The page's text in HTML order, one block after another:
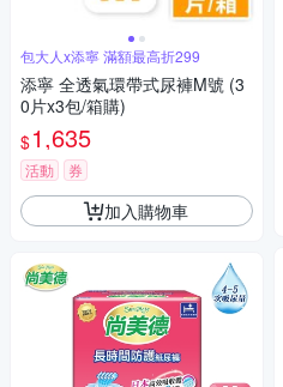
包大人x添寧 滿額最高折299
添寧 全透氣環帶式尿褲M號 (3
0片x3包/箱購)
$1,635
活動 券
加入購物車